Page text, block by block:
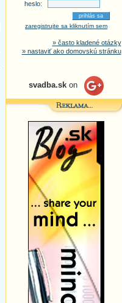
heslo:
zaregistrujte sa kliknutím sem
» často kladené otázky
» nastaviť ako domovskú stránku
svadba.sk on